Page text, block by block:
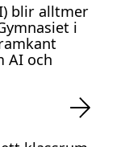
blir alltmer
i
AI och